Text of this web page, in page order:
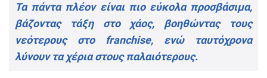
Τα πάντα πλέον είναι πιο εύκολα προσβάσιμα,
βάζοντας τάξη στο χάος, βοηθώντας τους
νεότερους στο franchise, ενώ ταυτόχρονα
λύνουν τα χέρια στους παλαιότερους.